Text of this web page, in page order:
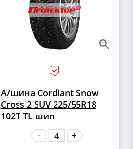
А/шина Cordiant Snow
Cross 2 SUV 225/55R18
102T TL шип
-
+